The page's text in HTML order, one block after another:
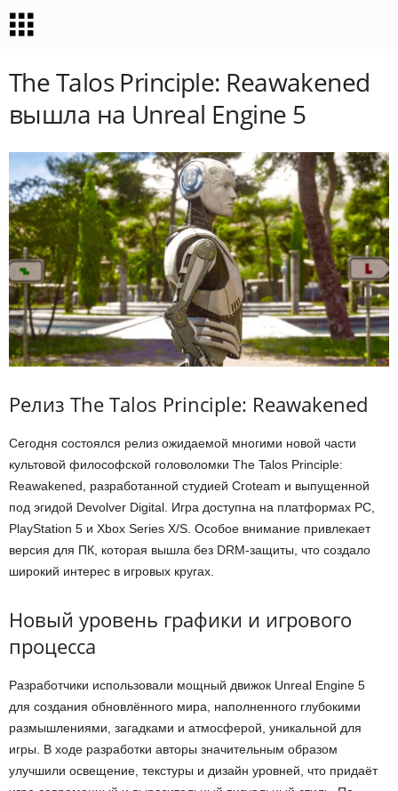
The Talos Principle: Reawakened
вышла на Unreal Engine 5
Релиз The Talos Principle: Reawakened
Сегодня состоялся релиз ожидаемой многими новой части
культовой философской головоломки The Talos Principle:
Reawakened, разработанной студией Croteam и выпущенной
под эгидой Devolver Digital. Игра доступна на платформах PC,
PlayStation 5 и Xbox Series X/S. Особое внимание привлекает
версия для ПК, которая вышла без DRM-защиты, что создало
широкий интерес в игровых кругах.
Новый уровень графики и игрового
процесса
Разработчики использовали мощный движок Unreal Engine 5
для создания обновлённого мира, наполненного глубокими
размышлениями, загадками и атмосферой, уникальной для
игры. В ходе разработки авторы значительным образом
улучшили освещение, текстуры и дизайн уровней, что придаёт